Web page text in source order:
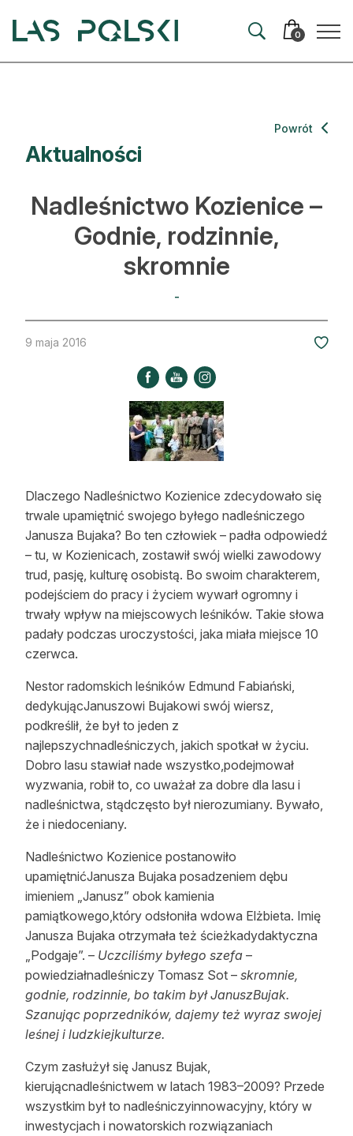
0
Artykuły
Hodowla lasu
Ochrona lasu
Nowe technologie
Kultura i historia
Strefa eksperta
Z zagranicy
Edukacja
Lasy prywatne
O nas
100 lat „Lasu Polskiego”
Prenumerata
Reklama
Zostań autorem
Archiwum
Kontakt
Aktualności
Powrót
Nadleśnictwo Kozienice –
Godnie, rodzinnie,
skromnie
-
9 maja 2016
Dlaczego Nadleśnictwo Kozienice zdecydowało się
trwale upamiętnić swojego byłego nadleśniczego
Janusza Bujaka? Bo ten człowiek – padła odpowiedź
– tu, w Kozienicach, zostawił swój wielki zawodowy
trud, pasję, kulturę osobistą. Bo swoim charakterem,
podejściem do pracy i życiem wywarł ogromny i
trwały wpływ na miejscowych leśników. Takie słowa
padały podczas uroczystości, jaka miała miejsce 10
czerwca.
Nestor radomskich leśników Edmund Fabiański,
dedykującJanuszowi Bujakowi swój wiersz,
podkreślił, że był to jeden z
najlepszychnadleśniczych, jakich spotkał w życiu.
Dobro lasu stawiał nade wszystko,podejmował
wyzwania, robił to, co uważał za dobre dla lasu i
nadleśnictwa, stądczęsto był nierozumiany. Bywało,
że i niedoceniany.
Nadleśnictwo Kozienice postanowiło
upamiętnićJanusza Bujaka posadzeniem dębu
imieniem „Janusz” obok kamienia
pamiątkowego,który odsłoniła wdowa Elżbieta. Imię
Janusza Bujaka otrzymała też ścieżkadydaktyczna
„Podgaje”. – Uczciliśmy byłego szefa –
powiedziałnadleśniczy Tomasz Sot – skromnie,
godnie, rodzinnie, bo takim był JanuszBujak.
Szanując poprzedników, dajemy też wyraz swojej
leśnej i ludzkiejkulturze.
Czym zasłużył się Janusz Bujak,
kierującnadleśnictwem w latach 1983–2009? Przede
wszystkim był to nadleśniczyinnowacyjny, który w
inwestycjach i nowatorskich rozwiązaniach